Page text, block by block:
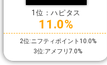
1位：ハピタス
11.0%
2位:ニフティポイント10.0%
3位:アメフリ7.0%